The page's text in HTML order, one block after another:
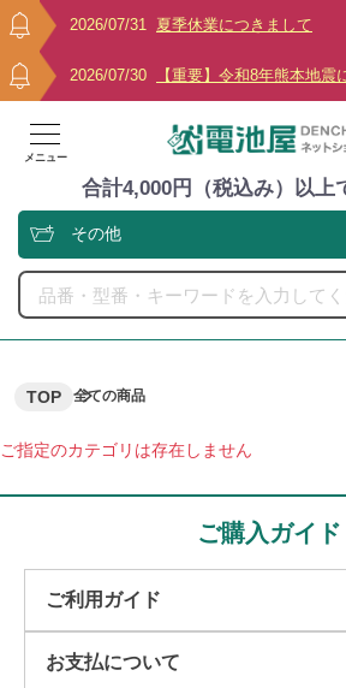
2026/07/31 夏季休業につきまして
2026/07/30 【重要】令和8年熊本地震
メニュー
合計4,000円（税込み）以上
TOP 全ての商品
ご指定のカテゴリは存在しません
ご購入ガイド
ご利用ガイド
お支払について